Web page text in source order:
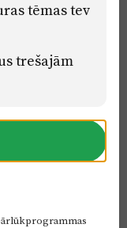
“Mediju nozares
pasākuma
kompetences un
Mediju nozares
CFLA/001).
tēmas tev
trešajām